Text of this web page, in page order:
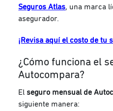
Seguros Atlas, una marca
asegurador.
¡Revisa aquí el costo de tu
¿Cómo funciona el
Autocompara?
El seguro mensual de
siguiente manera: